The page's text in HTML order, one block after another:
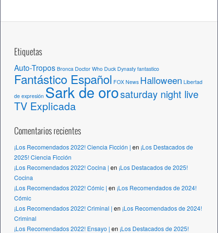
Etiquetas
Auto-Tropos Bronca Doctor Who Duck Dynasty fantastico
Fantástico Español FOX News Halloween Libertad
de expresión Sark de orosaturday night live
TV Explicada
Comentarios recientes
¡Los Recomendados 2022! Ciencia Ficción | en ¡Los Destacados de
2025! Ciencia Ficción
¡Los Recomendados 2022! Cocina | en ¡Los Destacados de 2025!
Cocina
¡Los Recomendados 2022! Cómic | en ¡Los Recomendados de 2024!
Cómic
¡Los Recomendados 2022! Criminal | en ¡Los Recomendados de 2024!
Criminal
¡Los Recomendados 2022! Ensayo | en ¡Los Destacados de 2025!